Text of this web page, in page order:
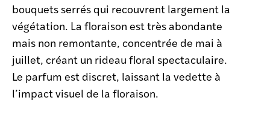
bouquets serrés qui recouvrent largement la
végétation. La floraison est très abondante
mais non remontante, concentrée de mai à
juillet, créant un rideau floral spectaculaire.
Le parfum est discret, laissant la vedette à
l’impact visuel de la floraison.